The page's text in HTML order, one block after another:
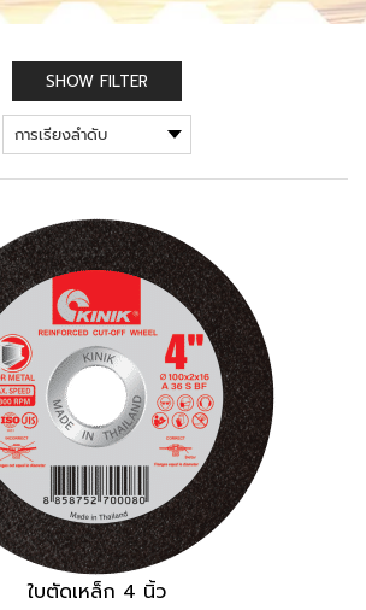
SHOW FILTER
ใบตัดเหล็ก 4 นิ้ว